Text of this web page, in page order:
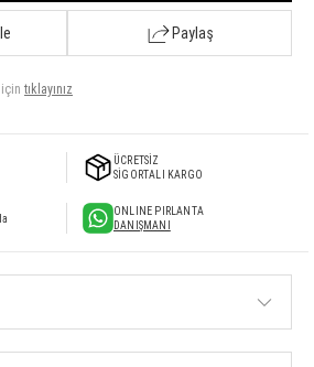
Paylaş
tıklayınız
ÜCRETSİZ
SİGORTALI KARGO
ONLINE PIRLANTA
DANIŞMANI